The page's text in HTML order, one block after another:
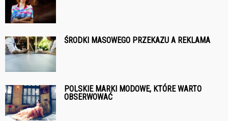
ŚRODKI MASOWEGO PRZEKAZU A REKLAMA
POLSKIE MARKI MODOWE, KTÓRE WARTO
OBSERWOWAĆ